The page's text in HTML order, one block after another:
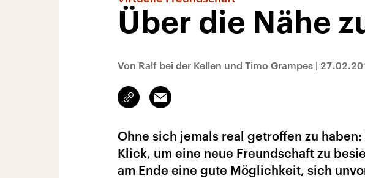
Über die Nähe
Von Ralf bei der Kellen und Timo Grampes |
Link
kopieren/teilen
Email
Ohne sich jemals real getroffen zu
Klick, um eine neue Freundschaft zu
am Ende eine gute Möglichkeit, sich